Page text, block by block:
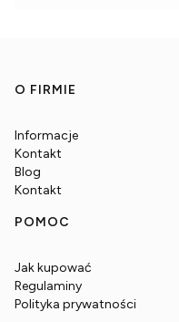
Linki w stopce
O FIRMIE
Informacje
Kontakt
Blog
Kontakt
POMOC
Jak kupować
Regulaminy
Polityka prywatności